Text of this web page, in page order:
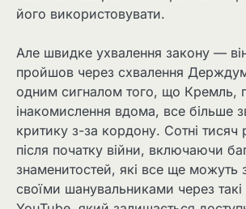
його використовувати.
Але швидке ухвалення закону —
пройшов через схвалення
одним сигналом того, що Кремль,
інакомислення вдома, все більше
критику з-за кордону. Сотні тисяч
після початку війни, включаючи
знаменитостей, які все ще можуть
своїми шанувальниками через